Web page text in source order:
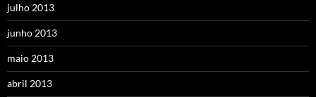
julho 2013
junho 2013
maio 2013
abril 2013